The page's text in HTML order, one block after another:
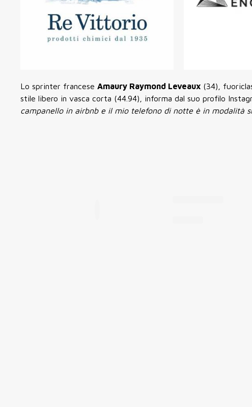
Lo sprinter francese Amaury Raymond Leveaux (34),
stile libero in vasca corta (44.94), informa dal suo profilo
campanello in airbnb e il mio telefono di notte è in modalità